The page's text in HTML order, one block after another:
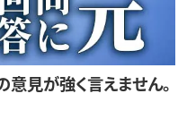
見が強く言えません。